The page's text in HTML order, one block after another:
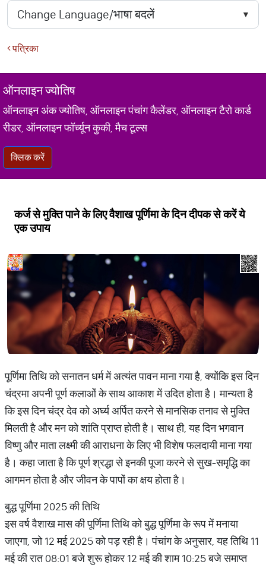
पत्रिका
ऑनलाइन ज्योतिष
ऑनलाइन अंक ज्योतिष, ऑनलाइन पंचांग कैलेंडर, ऑनलाइन टैरो कार्ड
रीडर, ऑनलाइन फॉर्च्यून कुकी, मैच टूल्स
क्लिक करें
कर्ज से मुक्ति पाने के लिए वैशाख पूर्णिमा के दिन दीपक से करें ये
एक उपाय
पूर्णिमा तिथि को सनातन धर्म में अत्यंत पावन माना गया है, क्योंकि इस दिन
चंद्रमा अपनी पूर्ण कलाओं के साथ आकाश में उदित होता है। मान्यता है
कि इस दिन चंद्र देव को अर्घ्य अर्पित करने से मानसिक तनाव से मुक्ति
मिलती है और मन को शांति प्राप्त होती है। साथ ही, यह दिन भगवान
विष्णु और माता लक्ष्मी की आराधना के लिए भी विशेष फलदायी माना गया
है। कहा जाता है कि पूर्ण श्रद्धा से इनकी पूजा करने से सुख-समृद्धि का
आगमन होता है और जीवन के पापों का क्षय होता है।
बुद्ध पूर्णिमा 2025 की तिथि
इस वर्ष वैशाख मास की पूर्णिमा तिथि को बुद्ध पूर्णिमा के रूप में मनाया
जाएगा, जो 12 मई 2025 को पड़ रही है। पंचांग के अनुसार, यह तिथि 11
मई की रात 08:01 बजे शुरू होकर 12 मई की शाम 10:25 बजे समाप्त